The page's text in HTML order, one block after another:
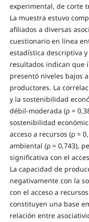
experimental, de corte
La muestra estuvo
afiliados a diversas
cuestionario en línea
estadística descriptiva
resultados indican que
presentó niveles bajos
productores. La
y la sostenibilidad
débil‑moderada (ρ =
sostenibilidad
acceso a recursos (ρ =
ambiental (ρ = 0,743),
significativa con el
La capacidad de
negativamente con la
con el acceso a
constituyen una base
relación entre